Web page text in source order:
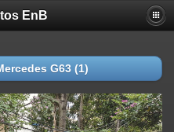
EnB
G63 (1)